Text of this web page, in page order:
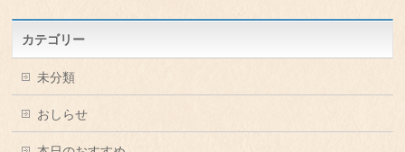
カテゴリー
未分類
おしらせ